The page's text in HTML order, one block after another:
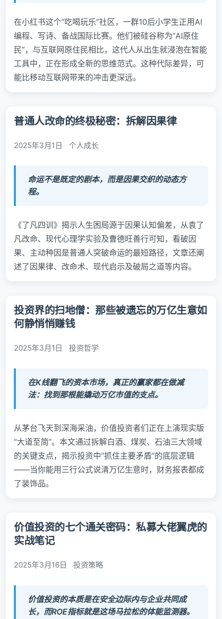
在小红书这个“吃喝玩乐”社区，一群10后小学生正用AI
编程、写诗、备战国际比赛。他们被硅谷称为“AI原住
民”，与互联网原住民相比，这代人从出生就浸泡在智能
工具中，正在形成全新的思维范式。这种代际差异，可
能比移动互联网带来的冲击更深远。
普通人改命的终极秘密：拆解因果律
2025年3月1日 个人成长
命运不是既定的剧本，而是因果交织的动态方
程。
《了凡四训》揭示人生困局源于因果认知偏差，从袁了
凡改命、现代心理学实验及曹德旺善行可知，看破因
果、主动种因是普通人突破命运的最短路径，文章还阐
述了因果律、改命术、现代启示及破局之道等内容。
投资界的扫地僧：那些被遗忘的万亿生意如
何静悄悄赚钱
2025年3月1日 投资哲学
在K线翻飞的资本市场，真正的赢家都在做减
法：找到那根能撬动万亿市值的支点。
从茅台飞天到深海采油，价值投资者们正在上演现实版
“大道至简”。本文通过拆解白酒、煤炭、石油三大领域
的关键支点，揭示投资中“抓住主要矛盾”的底层逻辑
——当你能用三行公式说清万亿生意时，财务报表都成
了装饰品。
价值投资的七个通关密码：私募大佬翼虎的
实战笔记
2025年3月16日 投资策略
价值投资的本质是在安全边际内与企业共同成
长，而ROE指标就是这场马拉松的体能监测器。